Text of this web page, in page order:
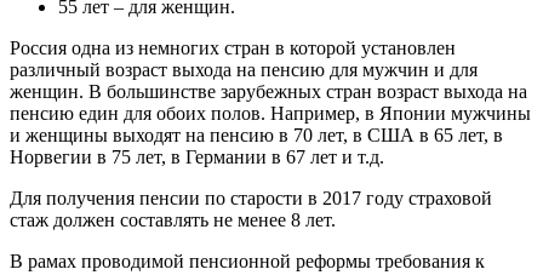
55 лет – для женщин.
Россия одна из немногих стран в которой установлен
различный возраст выхода на пенсию для мужчин и для
женщин. В большинстве зарубежных стран возраст выхода на
пенсию един для обоих полов. Например, в Японии мужчины
и женщины выходят на пенсию в 70 лет, в США в 65 лет, в
Норвегии в 75 лет, в Германии в 67 лет и т.д.
Для получения пенсии по старости в 2017 году страховой
стаж должен составлять не менее 8 лет.
В рамах проводимой пенсионной реформы требования к